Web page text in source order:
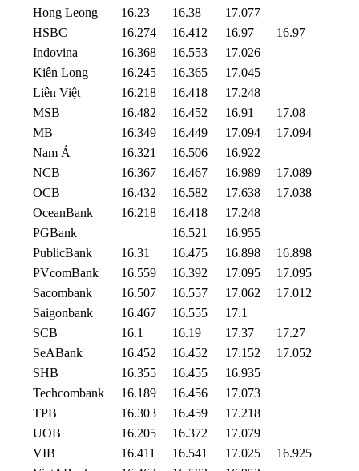
Hong Leong
16.23 16.38
17.077
HSBC
16.274 16.412 16.97
16.97
Indovina
16.368 16.553
17.026
Kiên Long
16.245 16.365
17.045
Liên Việt
16.218 16.418
17.248
MSB
16.482 16.452 16.91
17.08
MB
16.349 16.449 17.094
17.094
Nam Á
16.321 16.506
16.922
NCB
16.367 16.467 16.989
17.089
OCB
16.432 16.582 17.638
17.038
OceanBank
16.218 16.418
17.248
PGBank
16.521
16.955
PublicBank
16.31 16.475 16.898
16.898
PVcomBank
16.559 16.392 17.095
17.095
Sacombank
16.507 16.557 17.062
17.012
Saigonbank
16.467 16.555
17.1
SCB
16.1 16.19 17.37
17.27
SeABank
16.452 16.452 17.152
17.052
SHB
16.355 16.455
16.935
Techcombank
16.189 16.456
17.073
TPB
16.303 16.459
17.218
UOB
16.205 16.372
17.079
VIB
16.411 16.541 17.025
16.925